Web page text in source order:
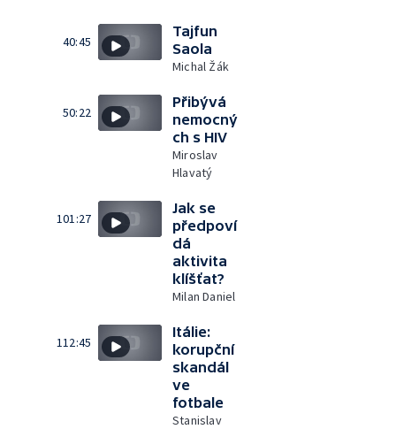
40:45
Tajfun
Saola
Michal Žák
50:22
Přibývá
nemocný
ch s HIV
Miroslav
Hlavatý
101:27
Jak se
předpoví
dá
aktivita
klíšťat?
Milan Daniel
112:45
Itálie:
korupční
skandál
ve
fotbale
Stanislav